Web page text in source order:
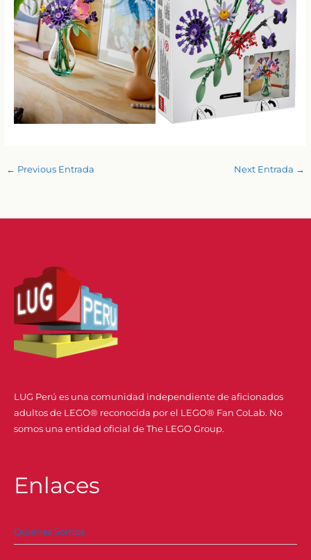
← Previous Entrada Next Entrada →
LUG Perú es una comunidad independiente de aficionados
adultos de LEGO® reconocida por el LEGO® Fan CoLab. No
somos una entidad oficial de The LEGO Group.
Enlaces
Quiénes Somos